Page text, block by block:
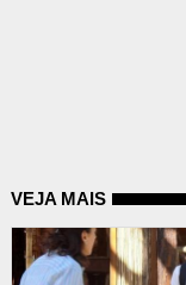
VEJA MAIS